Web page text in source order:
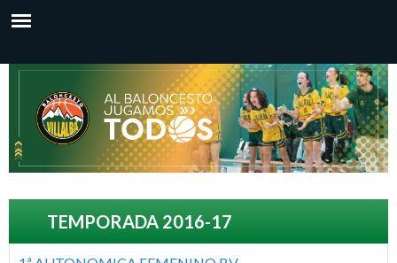
s
e
s
a
r
a
l
o
B
a
l
o TEMPORADA 2016-17